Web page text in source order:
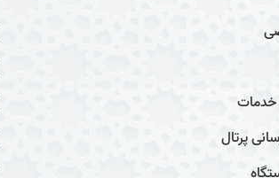
خدمات
پرتال